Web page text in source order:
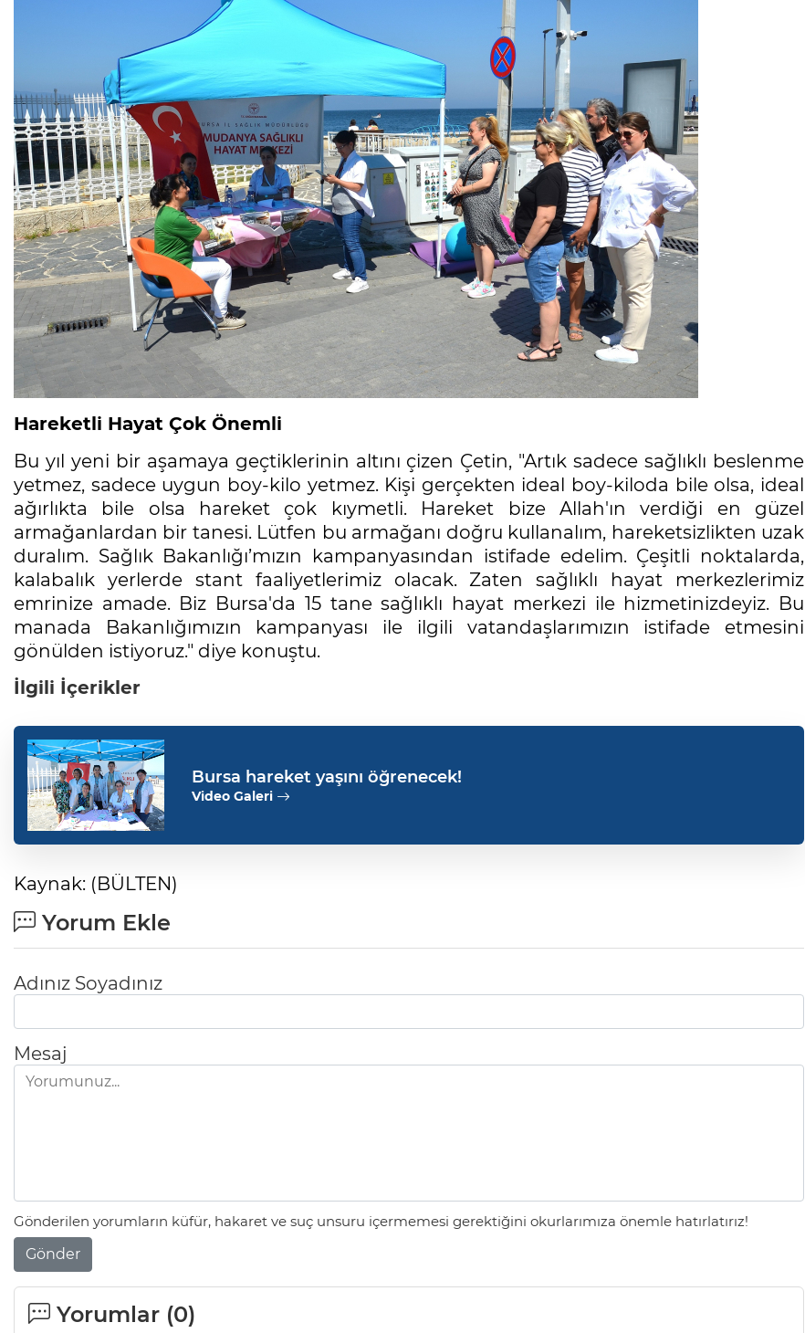
Hareketli Hayat Çok Önemli
Bu yıl yeni bir aşamaya geçtiklerinin altını çizen Çetin, "Artık sadece sağlıklı beslenme
yetmez, sadece uygun boy-kilo yetmez. Kişi gerçekten ideal boy-kiloda bile olsa, ideal
ağırlıkta bile olsa hareket çok kıymetli. Hareket bize Allah'ın verdiği en güzel
armağanlardan bir tanesi. Lütfen bu armağanı doğru kullanalım, hareketsizlikten uzak
duralım. Sağlık Bakanlığı’mızın kampanyasından istifade edelim. Çeşitli noktalarda,
kalabalık yerlerde stant faaliyetlerimiz olacak. Zaten sağlıklı hayat merkezlerimiz
emrinize amade. Biz Bursa'da 15 tane sağlıklı hayat merkezi ile hizmetinizdeyiz. Bu
manada Bakanlığımızın kampanyası ile ilgili vatandaşlarımızın istifade etmesini
gönülden istiyoruz." diye konuştu.
İlgili İçerikler
Bursa hareket yaşını öğrenecek!
Video Galeri
Kaynak: (BÜLTEN)
Yorum Ekle
Adınız Soyadınız
Mesaj
Gönderilen yorumların küfür, hakaret ve suç unsuru içermemesi gerektiğini okurlarımıza önemle hatırlatırız!
Gönder
Yorumlar (0)